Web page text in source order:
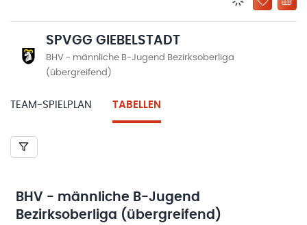
ZU
SPVGG GIEBELSTADT
BHV - männliche B-Jugend Bezirksoberliga
(übergreifend)
TEAM-SPIELPLAN TABELLEN
BHV - männliche B-Jugend
Bezirksoberliga (übergreifend)